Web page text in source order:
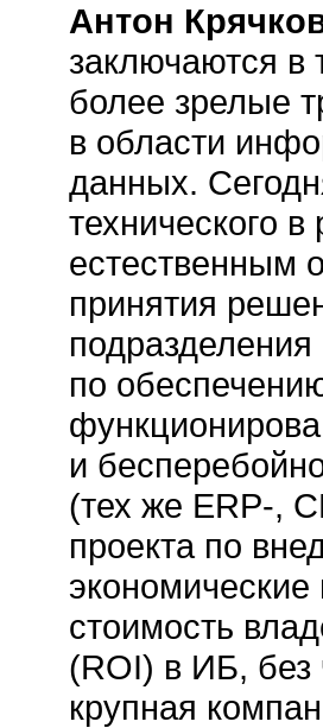
Антон
заключаются в
более зрелые
в области
данных.
технического
естественным
принятия
по
и
(тех же ERP-,
проекта по
экономические
стоимость
(ROI) в ИБ, без
крупная